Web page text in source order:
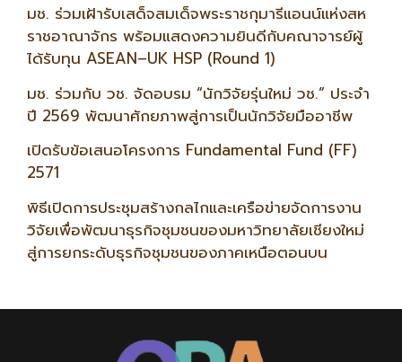
มช. ร่วมเฝ้ารับเสด็จสมเด็จพระราชกุมารีแอนน์แห่งสห
ราชอาณาจักร พร้อมแสดงความยินดีกับคณาจารย์ผู้
ได้รับทุน ASEAN–UK HSP (Round 1)
มช. ร่วมกับ วช. จัดอบรม “นักวิจัยรุ่นใหม่ วช.” ประจำ
ปี 2569 พัฒนาศักยภาพสู่การเป็นนักวิจัยมืออาชีพ
เปิดรับข้อเสนอโครงการ Fundamental Fund (FF)
2571
พิธีเปิดการประชุมสร้างกลไกและเครือข่ายจัดการงาน
วิจัยเพื่อพัฒนาธุรกิจชุมชนของมหาวิทยาลัยเชียงใหม่
สู่การยกระดับธุรกิจชุมชนของภาคเหนือตอนบน